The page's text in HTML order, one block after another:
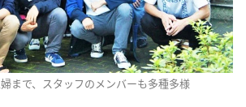
まで、スタッフのメンバーも多種多様